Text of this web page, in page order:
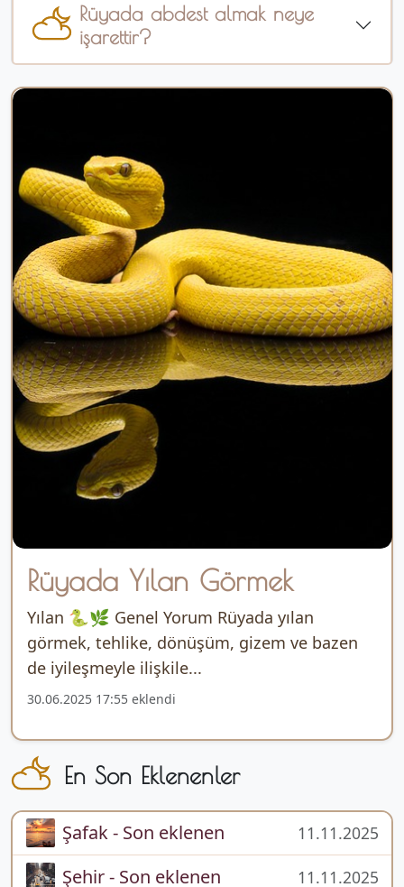
Rüyada abdest almak neye
işarettir?
Rüyada Yılan Görmek
Yılan 🐍🌿 Genel Yorum Rüyada yılan
görmek, tehlike, dönüşüm, gizem ve bazen
de iyileşmeyle ilişkile...
30.06.2025 17:55 eklendi
En Son Eklenenler
Şafak - Son eklenen 11.11.2025
Şehir - Son eklenen 11.11.2025